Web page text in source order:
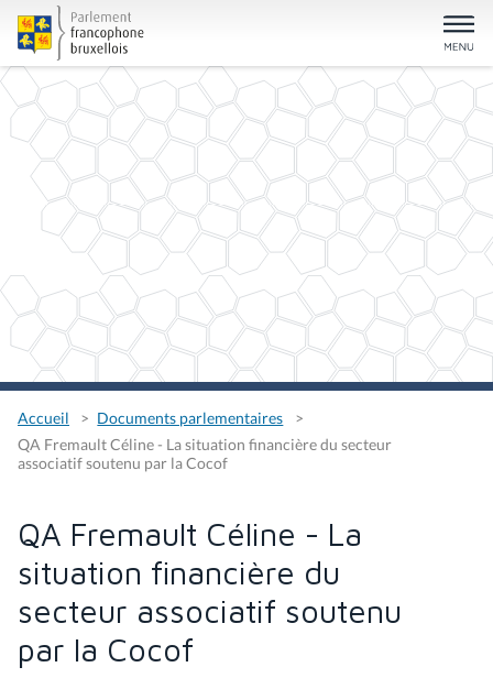
Accueil
Documents parlementaires
QA Fremault Céline - La situation financière du secteur
associatif soutenu par la Cocof
QA Fremault Céline - La
situation financière du
secteur associatif soutenu
par la Cocof